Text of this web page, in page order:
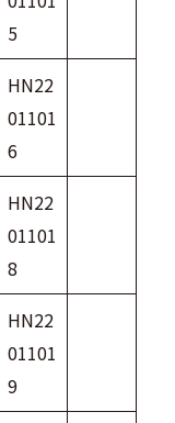
5
HN22
01101
6
HN22
01101
8
HN22
01101
9